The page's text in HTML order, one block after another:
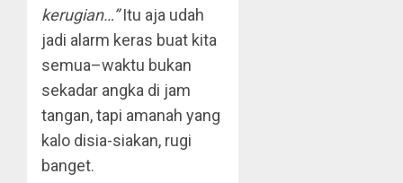
kerugian…”Itu aja udah
jadi alarm keras buat kita
semua–waktu bukan
sekadar angka di jam
tangan, tapi amanah yang
kalo disia-siakan, rugi
banget.